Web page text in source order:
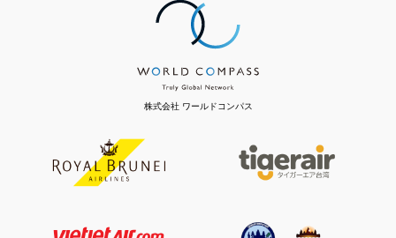
株式会社 ワールドコンパス